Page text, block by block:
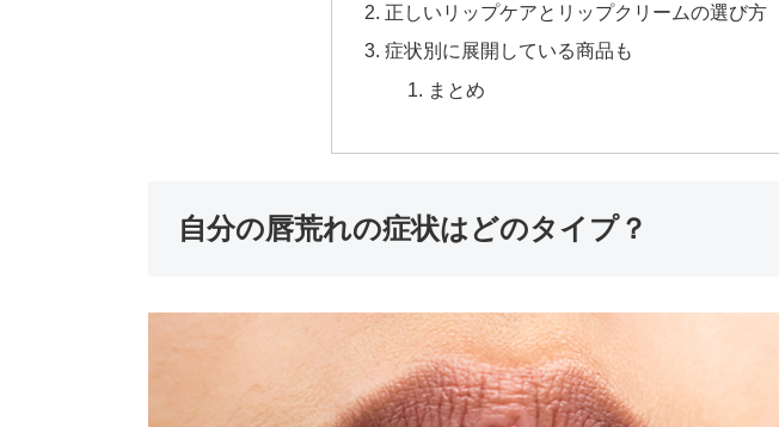
正しいリップケアとリップクリームの選び方
症状別に展開している商品も
まとめ
自分の唇荒れの症状はどのタイプ？